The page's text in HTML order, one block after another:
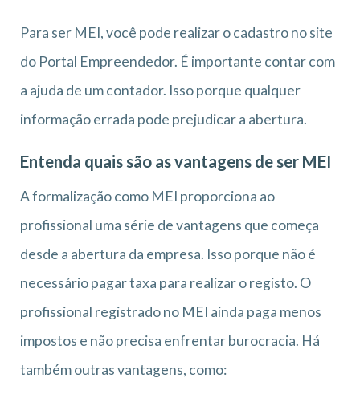
Para ser MEI, você pode realizar o cadastro no site
do Portal Empreendedor. É importante contar com
a ajuda de um contador. Isso porque qualquer
informação errada pode prejudicar a abertura.
Entenda quais são as vantagens de ser MEI
A formalização como MEI proporciona ao
profissional uma série de vantagens que começa
desde a abertura da empresa. Isso porque não é
necessário pagar taxa para realizar o registo. O
profissional registrado no MEI ainda paga menos
impostos e não precisa enfrentar burocracia. Há
também outras vantagens, como: